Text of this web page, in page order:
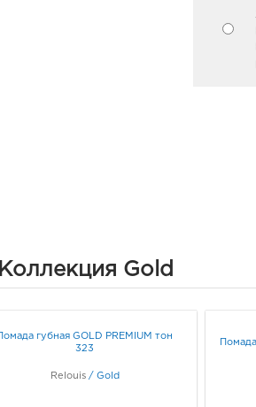
Коллекция Gold
Помада губная GOLD PREMIUM тон
323
Relouis / Gold